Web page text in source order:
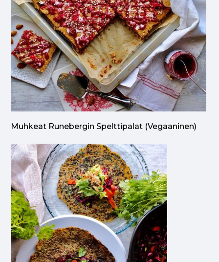
Muhkeat Runebergin Spelttipalat (vegaaninen)